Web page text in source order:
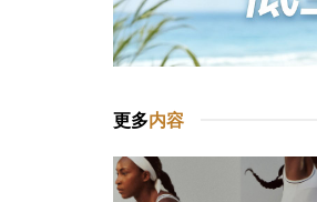
更多内容